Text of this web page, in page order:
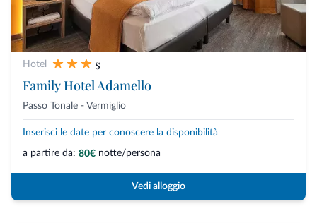
Hotel
s
Family Hotel Adamello
Passo Tonale - Vermiglio
Inserisci le date per conoscere la disponibilità
a partire da: 80€ notte/persona
Vedi alloggio